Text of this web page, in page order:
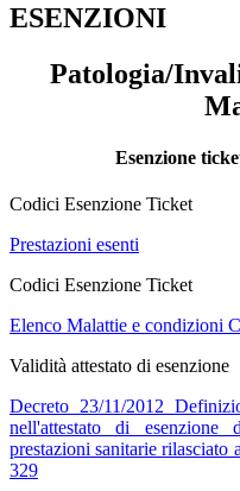
ESENZIONI
Patologia/
Esenzione
Codici Esenzione Ticket
Prestazioni esenti
Codici Esenzione Ticket
Elenco Malattie e condizioni
Validità attestato di esenzione
Decreto 23/11/2012
nell'attestato di esenzione
prestazioni sanitarie rilasciato
329